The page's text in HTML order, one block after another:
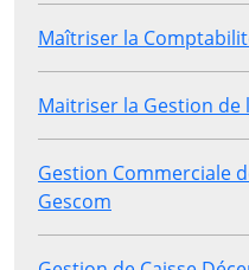
Maîtriser la
Maitriser la Gestion de
Gestion Commerciale
Gescom